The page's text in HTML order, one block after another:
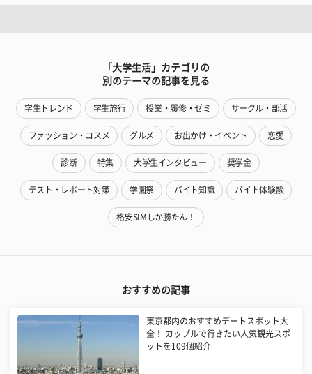
「大学生活」カテゴリの
別のテーマの記事を見る
学生トレンド 学生旅行 授業・履修・ゼミ サークル・部活
ファッション・コスメ グルメ お出かけ・イベント 恋愛
診断 特集 大学生インタビュー 奨学金
テスト・レポート対策 学園祭 バイト知識 バイト体験談
格安SIMしか勝たん！
おすすめの記事
東京都内のおすすめデートスポット大
全！ カップルで行きたい人気観光スポ
ットを109個紹介